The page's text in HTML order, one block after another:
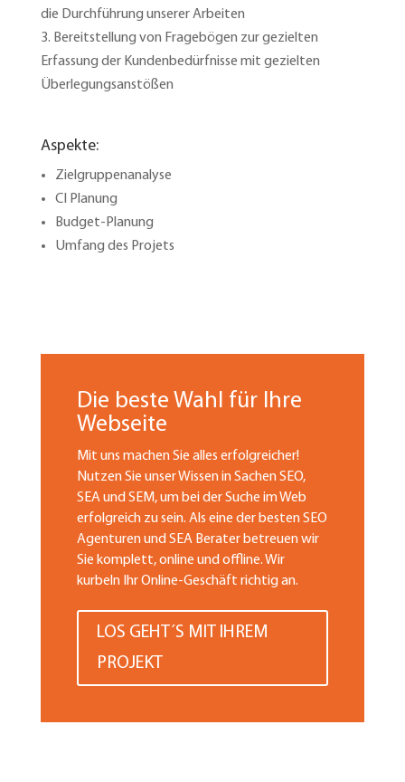
die Durchführung unserer Arbeiten
Bereitstellung von Fragebögen zur gezielten
Erfassung der Kundenbedürfnisse mit gezielten
Überlegungsanstößen
Aspekte:
Zielgruppenanalyse
CI Planung
Budget-Planung
Umfang des Projets
Die beste Wahl für Ihre
Webseite
Mit uns machen Sie alles erfolgreicher!
Nutzen Sie unser Wissen in Sachen SEO,
SEA und SEM, um bei der Suche im Web
erfolgreich zu sein. Als eine der besten SEO
Agenturen und SEA Berater betreuen wir
Sie komplett, online und offline. Wir
kurbeln Ihr Online-Geschäft richtig an.
LOS GEHT´S MIT IHREM
PROJEKT